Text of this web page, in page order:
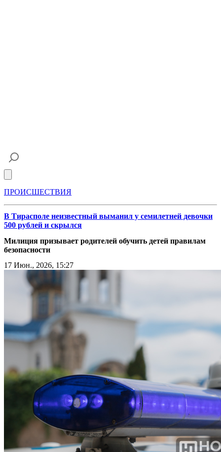
ПРОИСШЕСТВИЯ
В Тирасполе неизвестный выманил у семилетней девочки
500 рублей и скрылся
Милиция призывает родителей обучить детей правилам
безопасности
17 Июн., 2026, 15:27